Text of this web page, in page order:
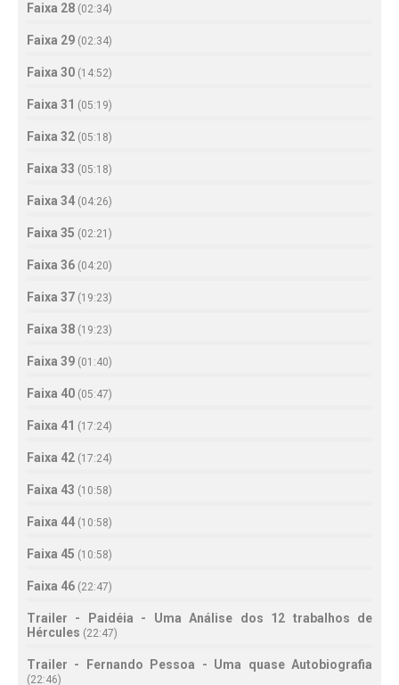
Faixa 28 (02:34)
Faixa 29 (02:34)
Faixa 30 (14:52)
Faixa 31 (05:19)
Faixa 32 (05:18)
Faixa 33 (05:18)
Faixa 34 (04:26)
Faixa 35 (02:21 )
Faixa 36 (04:20)
Faixa 37 (19:23)
Faixa 38 (19:23)
Faixa 39 (01:40)
Faixa 40 (05:47)
Faixa 41 (17:24)
Faixa 42 (17:24)
Faixa 43 (10:58)
Faixa 44 (10:58)
Faixa 45 (10:58)
Faixa 46 (22:47)
Trailer - Paidéia - Uma Análise dos 12 trabalhos de
Hércules (22:47)
Trailer - Fernando Pessoa - Uma quase Autobiografia
(22:46)